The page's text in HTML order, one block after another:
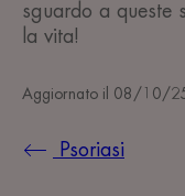
sguardo a queste
la vita!
Aggiornato il 08/10/
Psoriasi